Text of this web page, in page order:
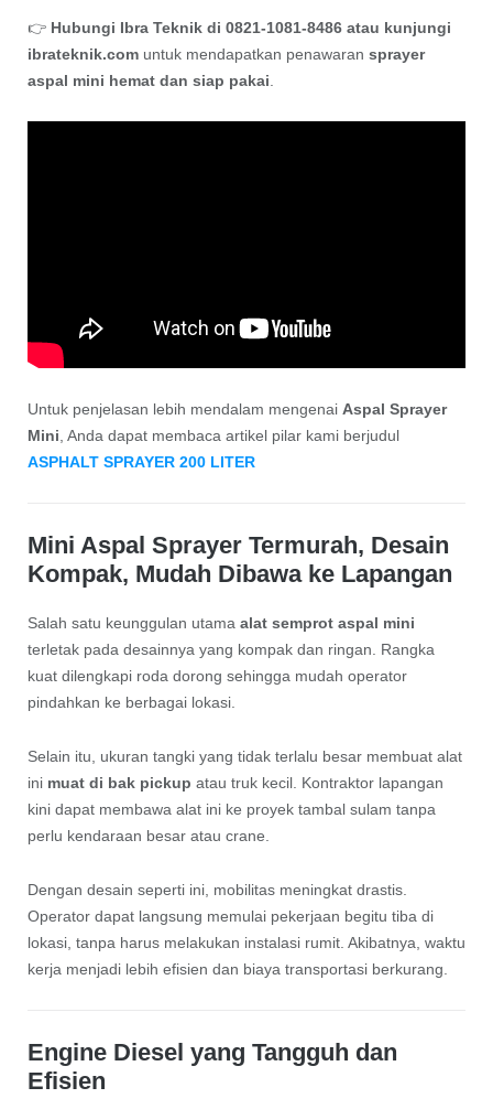
👉 Hubungi Ibra Teknik di 0821-1081-8486 atau kunjungi
ibrateknik.comuntuk mendapatkan penawaran sprayer
aspal mini hemat dan siap pakai
Untuk penjelasan lebih mendalam mengenai Aspal Sprayer
Mini , Anda dapat membaca artikel pilar kami berjudul
ASPHALT SPRAYER 200 LITER
Mini Aspal Sprayer Termurah, Desain
Kompak, Mudah Dibawa ke Lapangan
Salah satu keunggulan utama alat semprot aspal mini
terletak pada desainnya yang kompak dan ringan. Rangka
kuat dilengkapi roda dorong sehingga mudah operator
pindahkan ke berbagai lokasi.
Selain itu, ukuran tangki yang tidak terlalu besar membuat alat
ini muat di bak pickup atau truk kecil. Kontraktor lapangan
kini dapat membawa alat ini ke proyek tambal sulam tanpa
perlu kendaraan besar atau crane.
Dengan desain seperti ini, mobilitas meningkat drastis.
Operator dapat langsung memulai pekerjaan begitu tiba di
lokasi, tanpa harus melakukan instalasi rumit. Akibatnya, waktu
kerja menjadi lebih efisien dan biaya transportasi berkurang.
Engine Diesel yang Tangguh dan
Efisien